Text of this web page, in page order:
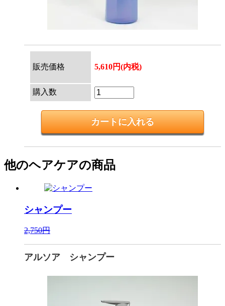
販売価格 5,610円(内税)
購入数
他のヘアケアの商品
シャンプー
2,750円
アルソア シャンプー